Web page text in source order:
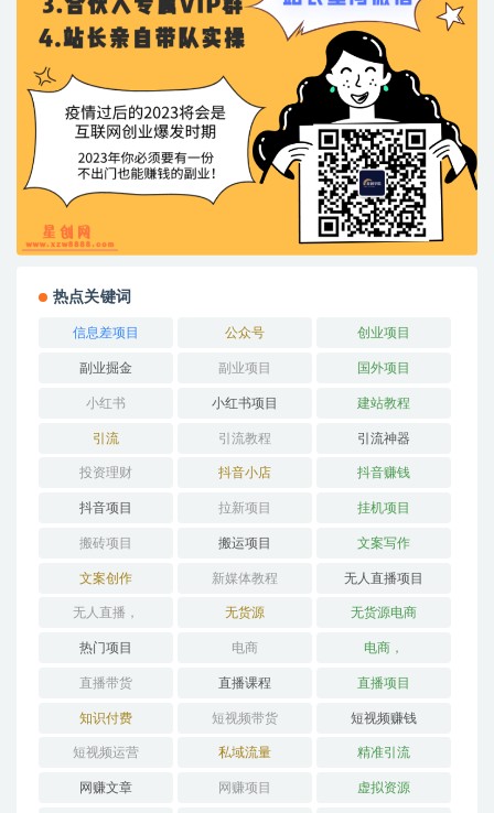
热点关键词
信息差项目 公众号 创业项目
副业掘金 副业项目 国外项目
小红书 小红书项目 建站教程
引流 引流教程 引流神器
投资理财 抖音小店 抖音赚钱
抖音项目 拉新项目 挂机项目
搬砖项目 搬运项目 文案写作
文案创作 新媒体教程 无人直播项目
无人直播， 无货源 无货源电商
热门项目 电商 电商，
直播带货 直播课程 直播项目
知识付费 短视频带货 短视频赚钱
短视频运营 私域流量 精准引流
网赚文章 网赚项目 虚拟资源